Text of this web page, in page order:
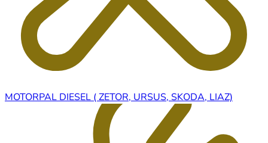
MOTORPAL DIESEL ( ZETOR, URSUS, SKODA, LIAZ)